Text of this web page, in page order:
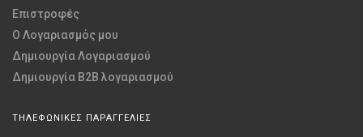
Επιστροφές
O Λογαριασμός μου
Δημιουργία Λογαριασμού
Δημιουργία B2B λογαριασμού
ΤΗΛΕΦΩΝΙΚΕΣ ΠΑΡΑΓΓΕΛΙΕΣ